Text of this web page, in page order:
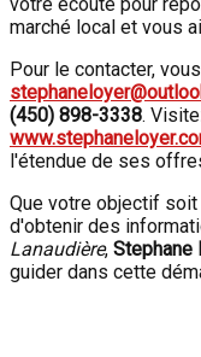
votre écoute pour
marché local et vous
Pour le contacter,
(450) 898-3338.
l'étendue de ses
Que votre objectif
d'obtenir des
Lanaudière, Stephane
guider dans cette